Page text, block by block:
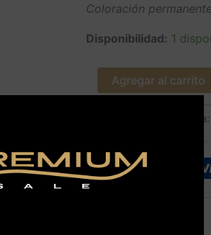
Coloración
Disponibilidad: 1
Agregar al carrito